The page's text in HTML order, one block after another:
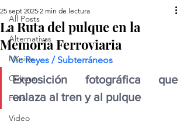
All Posts
Alternativas
Música
Cultura
Foto
Video
La Ruta del pulque en la
Memoria Ferroviaria
25 sept 2025 2 min de lectura
Vic Reyes / Subterráneos
Exposición fotográfica que
enlaza al tren y al pulque